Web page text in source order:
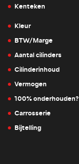
Kenteken
Kleur
BTW/Marge
Aantal cilinders
Cilinderinhoud
Vermogen
100% onderhouden?
Carrosserie
Bijtelling